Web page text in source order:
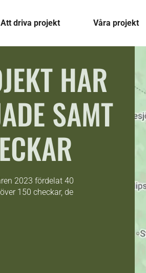
Att driva projekt Våra projekt
HAR
SAMT
2023 fördelat 40
150 checkar, de